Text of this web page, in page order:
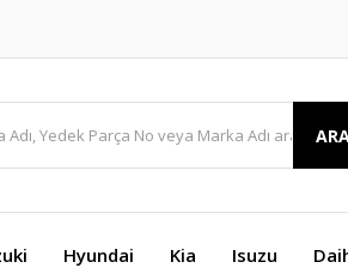
Hyundai Kia Isuzu